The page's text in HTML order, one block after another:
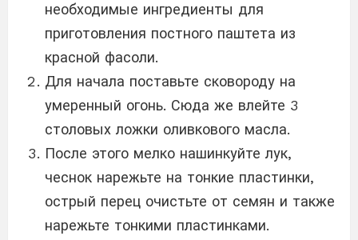
необходимые ингредиенты для
приготовления постного паштета из
красной фасоли.
Для начала поставьте сковороду на
умеренный огонь. Сюда же влейте 3
столовых ложки оливкового масла.
После этого мелко нашинкуйте лук,
чеснок нарежьте на тонкие пластинки,
острый перец очистьте от семян и также
нарежьте тонкими пластинками.